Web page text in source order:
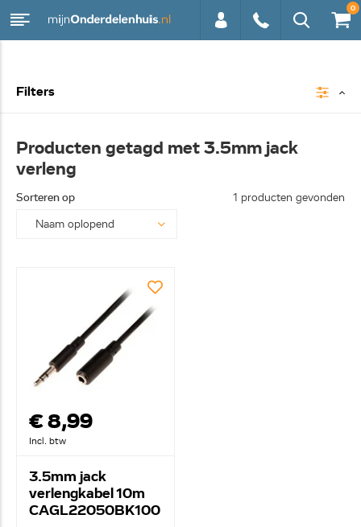
0
Filters
Producten getagd met 3.5mm jack
verleng
Sorteren op 1 producten gevonden
€ 8,99
Incl. btw
3.5mm jack
verlengkabel 10m
CAGL22050BK100